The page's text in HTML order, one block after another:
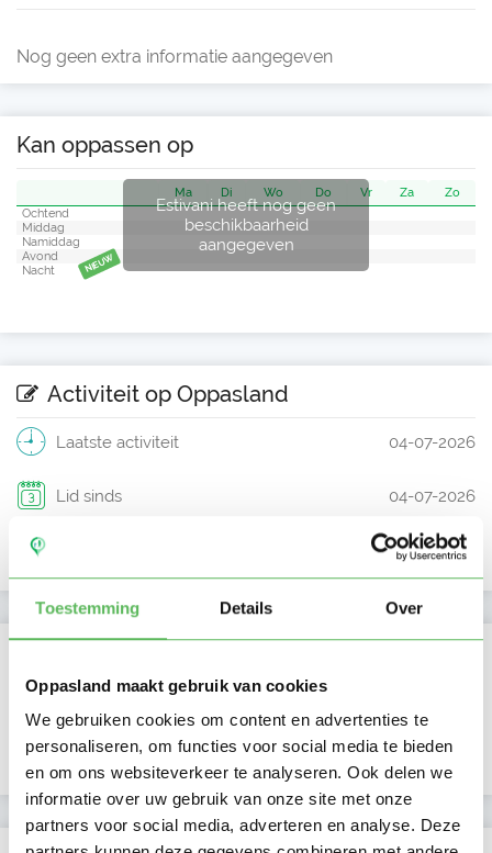
Toestemming Details Over
Oppasland maakt gebruik van cookies
We gebruiken cookies om content en advertenties te
personaliseren, om functies voor social media te bieden
en om ons websiteverkeer te analyseren. Ook delen we
informatie over uw gebruik van onze site met onze
partners voor social media, adverteren en analyse. Deze
Nog geen extra informatie aangegeven
Kan oppassen op
Estivani heeft nog geen
beschikbaarheid
aangegeven
Ma Di Wo Do Vr Za
Zo
Ochtend
Middag
Namiddag
Avond
Nacht
NIEUW
Activiteit op Oppasland
Laatste activiteit 04-07-2026
Lid sinds 04-07-2026
04-07-2026
E-mailadres is geverifieerd
Google is gekoppeld